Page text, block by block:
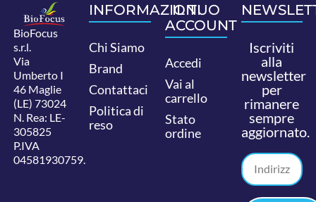
BioFocus
s.r.l.
Via
Umberto I
46 Maglie
(LE) 73024
N. Rea: LE-
305825
P.IVA
04581930759.
INFORMAZIONI
Chi Siamo
Brand
Contattaci
Politica di
reso
IL TUO
ACCOUNT
Accedi
Vai al
carrello
Stato
ordine
Iscriviti
alla
newsletter
per
rimanere
sempre
aggiornato.